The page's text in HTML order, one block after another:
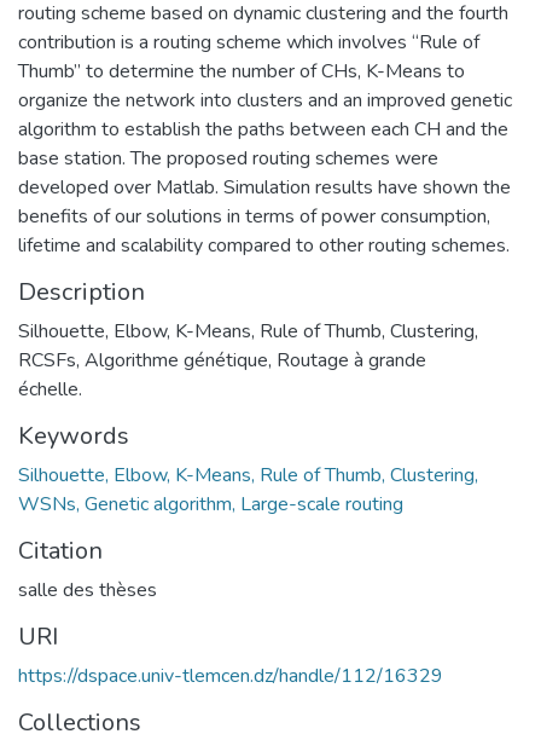
routing scheme based on dynamic clustering and the fourth
contribution is a routing scheme which involves “Rule of
Thumb” to determine the number of CHs, K-Means to
organize the network into clusters and an improved genetic
algorithm to establish the paths between each CH and the
base station. The proposed routing schemes were
developed over Matlab. Simulation results have shown the
benefits of our solutions in terms of power consumption,
lifetime and scalability compared to other routing schemes.
Description
Silhouette, Elbow, K-Means, Rule of Thumb, Clustering,
RCSFs, Algorithme génétique, Routage à grande
échelle.
Keywords
Silhouette, Elbow, K-Means, Rule of Thumb, Clustering,
WSNs, Genetic algorithm, Large-scale routing
Citation
salle des thèses
URI
https://dspace.univ-tlemcen.dz/handle/112/16329
Collections